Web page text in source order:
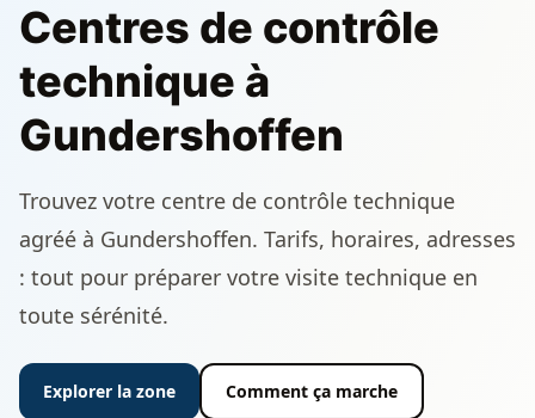
Centres de contrôle
technique à
Gundershoffen
Trouvez votre centre de contrôle technique
agréé à Gundershoffen. Tarifs, horaires, adresses
: tout pour préparer votre visite technique en
toute sérénité.
Explorer la zone Comment ça marche